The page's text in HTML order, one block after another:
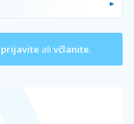
prijavite ali včlanite.